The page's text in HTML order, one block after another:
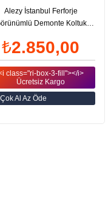
Alezy İstanbul Ferforje
Demonte Koltuk
₺2.850,00
class="ri-box-3-fill"></i>
Ücretsiz Kargo
Çok Al Az Öde